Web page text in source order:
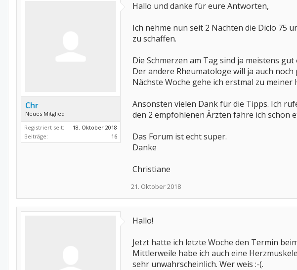
Chr
Neues Mitglied
Registriert seit:
18. Oktober 2018
Beiträge:
16
Hallo und danke für eure Antworten,
Ich nehme nun seit 2 Nächten die Diclo 75
zu schaffen.
Die Schmerzen am Tag sind ja meistens
Der andere Rheumatologe will ja auch
Nächste Woche gehe ich erstmal zu
Ansonsten vielen Dank für die Tipps. Ich
den 2 empfohlenen Ärzten fahre ich schon
Das Forum ist echt super.
Danke
Christiane
21. Oktober 2018
Hallo!
Jetzt hatte ich letzte Woche den Termin
Mittlerweile habe ich auch eine
sehr unwahrscheinlich. Wer weis :-(.